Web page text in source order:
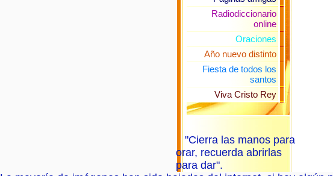
Radiodiccionario
online
Oraciones
Año nuevo distinto
Fiesta de todos los
santos
Viva Cristo Rey
"Cierra las manos para
orar, recuerda abrirlas
para dar".